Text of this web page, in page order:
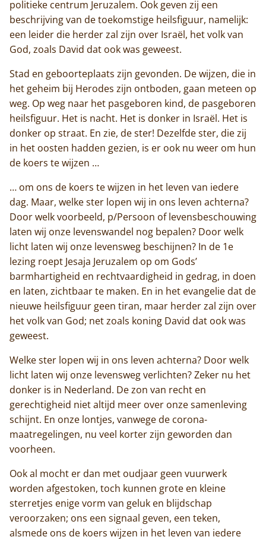
Trappisten
De abdij
Actueel
Monnik worden
Contact
politieke centrum Jeruzalem. Ook geven zij een
beschrijving van de toekomstige heilsfiguur, namelijk:
een leider die herder zal zijn over Israël, het volk van
God, zoals David dat ook was geweest.
Stad en geboorteplaats zijn gevonden. De wijzen, die in
het geheim bij Herodes zijn ontboden, gaan meteen op
weg. Op weg naar het pasgeboren kind, de pasgeboren
heilsfiguur. Het is nacht. Het is donker in Israël. Het is
donker op straat. En zie, de ster! Dezelfde ster, die zij
in het oosten hadden gezien, is er ook nu weer om hun
de koers te wijzen …
… om ons de koers te wijzen in het leven van iedere
dag. Maar, welke ster lopen wij in ons leven achterna?
Door welk voorbeeld, p/Persoon of levensbeschouwing
laten wij onze levenswandel nog bepalen? Door welk
licht laten wij onze levensweg beschijnen? In de 1e
lezing roept Jesaja Jeruzalem op om Gods’
barmhartigheid en rechtvaardigheid in gedrag, in doen
en laten, zichtbaar te maken. En in het evangelie dat de
nieuwe heilsfiguur geen tiran, maar herder zal zijn over
het volk van God; net zoals koning David dat ook was
geweest.
Welke ster lopen wij in ons leven achterna? Door welk
licht laten wij onze levensweg verlichten? Zeker nu het
donker is in Nederland. De zon van recht en
gerechtigheid niet altijd meer over onze samenleving
schijnt. En onze lontjes, vanwege de corona-
maatregelingen, nu veel korter zijn geworden dan
voorheen.
Ook al mocht er dan met oudjaar geen vuurwerk
worden afgestoken, toch kunnen grote en kleine
sterretjes enige vorm van geluk en blijdschap
veroorzaken; ons een signaal geven, een teken,
alsmede ons de koers wijzen in het leven van iedere